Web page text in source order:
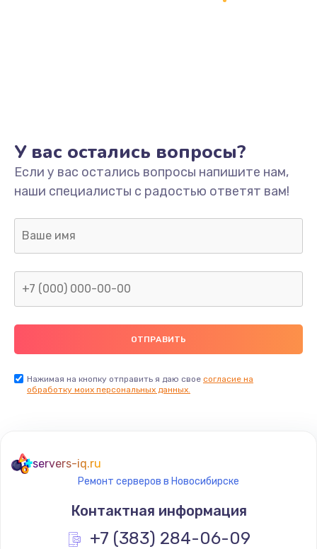
У вас остались вопросы?
Если у вас остались вопросы напишите нам,
наши специалисты с радостью ответят вам!
Нажимая на кнопку отправить я даю свое согласие на
обработку моих персональных данных.
servers-iq.ru
Ремонт серверов в Новосибирске
Контактная информация
+7 (383) 284-06-09